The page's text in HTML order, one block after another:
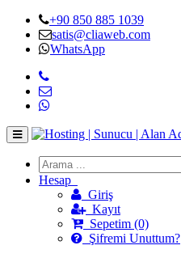
+90 850 885 1039
satis@cliaweb.com
WhatsApp
Hesap
Giriş
Kayıt
Sepetim (0)
Şifremi Unuttum?